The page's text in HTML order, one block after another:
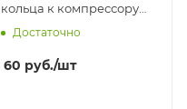
кольца к компрессору
1204, 1209, 1211, 1214 Jas
Достаточно
60 руб./шт